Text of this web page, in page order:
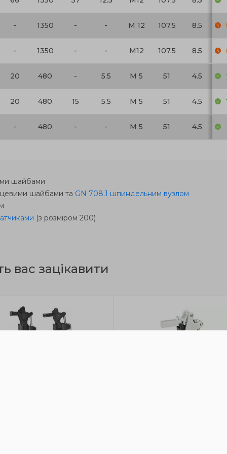
- 1350 - - M 12 107.5 8.5 G
- 1350 - - M12 107.5 8.5 G
20 480 - 5.5 M 5 51 4.5 G
20 480 15 5.5 M 5 51 4.5 G
- 480 - - M 5 51 4.5 G
шайбами
шайбами та GN 708.1 шпиндельним вузлом
(з розміром 200)
вас зацікавити